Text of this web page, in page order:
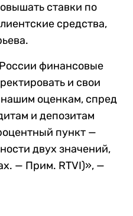
ставки по
средства,
финансовые
и свои
оценкам, спред
и депозитам
пункт —
двух значений,
— Прим. RTVI)», —